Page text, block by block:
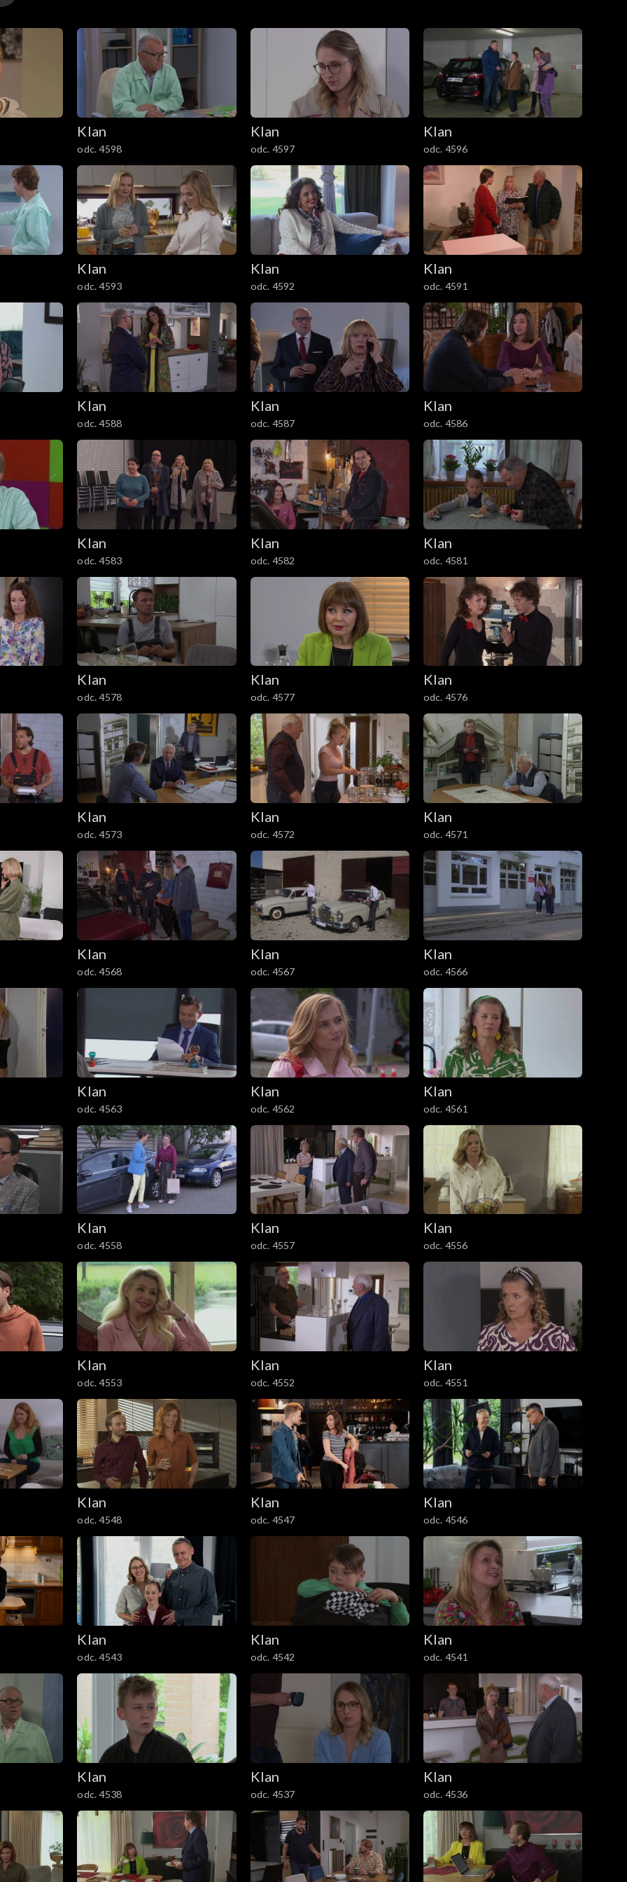
Klan
odc. 4598
Klan
odc. 4597
Klan
odc. 4596
Klan
odc. 4593
Klan
odc. 4592
Klan
odc. 4591
Klan
odc. 4588
Klan
odc. 4587
Klan
odc. 4586
Klan
odc. 4583
Klan
odc. 4582
Klan
odc. 4581
Klan
odc. 4578
Klan
odc. 4577
Klan
odc. 4576
Klan
odc. 4573
Klan
odc. 4572
Klan
odc. 4571
Klan
odc. 4568
Klan
odc. 4567
Klan
odc. 4566
Klan
odc. 4563
Klan
odc. 4562
Klan
odc. 4561
Klan
odc. 4558
Klan
odc. 4557
Klan
odc. 4556
Klan
odc. 4553
Klan
odc. 4552
Klan
odc. 4551
Klan
odc. 4548
Klan
odc. 4547
Klan
odc. 4546
Klan
odc. 4543
Klan
odc. 4542
Klan
odc. 4541
Klan
odc. 4538
Klan
odc. 4537
Klan
odc. 4536